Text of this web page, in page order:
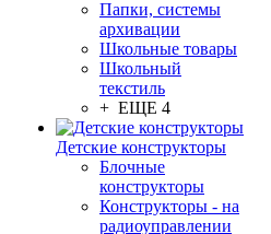
Папки, системы
архивации
Школьные товары
Школьный
текстиль
+ ЕЩЕ 4
Детские конструкторы
Блочные
конструкторы
Конструкторы - на
радиоуправлении